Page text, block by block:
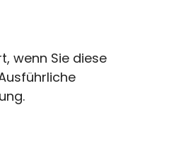
wenn Sie diese